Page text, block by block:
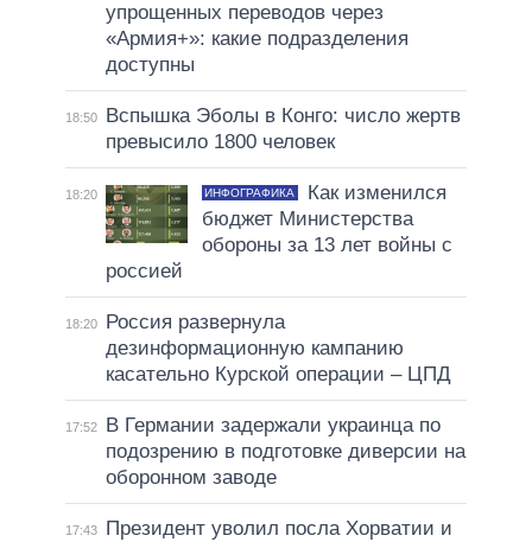
упрощенных переводов через
«Армия+»: какие подразделения
доступны
18:50
Вспышка Эболы в Конго: число жертв
превысило 1800 человек
18:20 ИНФОГРАФИКА
Как изменился
бюджет Министерства
обороны за 13 лет войны с
россией
18:20
Россия развернула
дезинформационную кампанию
касательно Курской операции – ЦПД
17:52
В Германии задержали украинца по
подозрению в подготовке диверсии на
оборонном заводе
17:43
Президент уволил посла Хорватии и